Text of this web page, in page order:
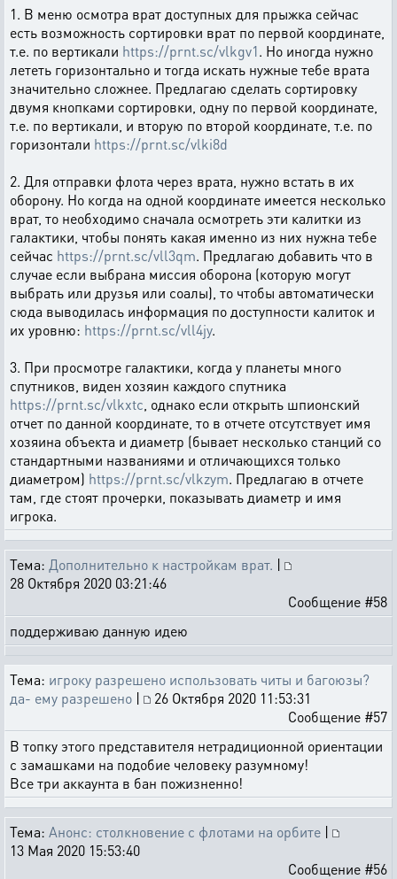
1. В меню осмотра врат доступных для прыжка сейчас
есть возможность сортировки врат по первой координате,
т.е. по вертикали https://prnt.sc/vlkgv1. Но иногда нужно
лететь горизонтально и тогда искать нужные тебе врата
значительно сложнее. Предлагаю сделать сортировку
двумя кнопками сортировки, одну по первой координате,
т.е. по вертикали, и вторую по второй координате, т.е. по
горизонтали https://prnt.sc/vlki8d
2. Для отправки флота через врата, нужно встать в их
оборону. Но когда на одной координате имеется несколько
врат, то необходимо сначала осмотреть эти калитки из
галактики, чтобы понять какая именно из них нужна тебе
сейчас https://prnt.sc/vll3qm. Предлагаю добавить что в
случае если выбрана миссия оборона (которую могут
выбрать или друзья или соалы), то чтобы автоматически
сюда выводилась информация по доступности калиток и
их уровню: https://prnt.sc/vll4jy.
3. При просмотре галактики, когда у планеты много
спутников, виден хозяин каждого спутника
https://prnt.sc/vlkxtc , однако если открыть шпионский
отчет по данной координате, то в отчете отсутствует имя
хозяина объекта и диаметр (бывает несколько станций со
стандартными названиями и отличающихся только
диаметром) https://prnt.sc/vlkzym. Предлагаю в отчете
там, где стоят прочерки, показывать диаметр и имя
игрока.
Тема: Дополнительно к настройкам врат. |
28 Октября 2020 03:21:46
Сообщение #58
поддерживаю данную идею
Тема: игроку разрешено использовать читы и багоюзы?
да- ему разрешено |
26 Октября 2020 11:53:31
Сообщение #57
В топку этого представителя нетрадиционной ориентации
с замашками на подобие человеку разумному!
Все три аккаунта в бан пожизненно!
Тема: Анонс: столкновение с флотами на орбите |
13 Мая 2020 15:53:40
Сообщение #56